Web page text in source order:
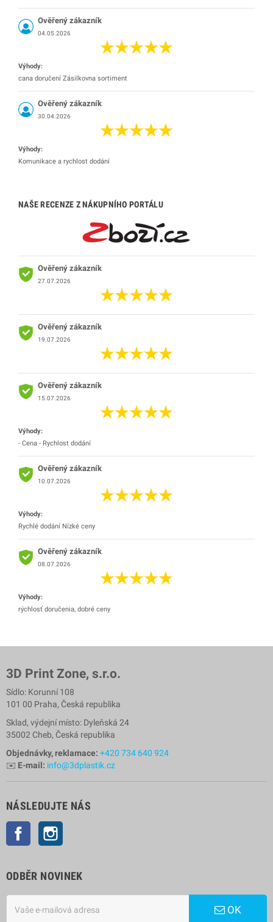
Ověřený zákazník
04.05.2026
Výhody:
cana doručení Zásilkovna sortiment
Ověřený zákazník
30.04.2026
Výhody:
Komunikace a rychlost dodání
NAŠE RECENZE Z NÁKUPNÍHO PORTÁLU
Ověřený zákazník
27.07.2026
Ověřený zákazník
19.07.2026
Ověřený zákazník
15.07.2026
Výhody:
- Cena - Rychlost dodání
Ověřený zákazník
10.07.2026
Výhody:
Rychlé dodání Nízké ceny
Ověřený zákazník
08.07.2026
Výhody:
rýchlosť doručenia, dobré ceny
3D Print Zone, s.r.o.
Sídlo: Korunní 108
101 00 Praha, Česká republika
Sklad, výdejní místo: Dyleňská 24
35002 Cheb, Česká republika
Objednávky, reklamace: +420 734 640 924
✉️ E-mail: info@3dplastik.cz
NÁSLEDUJTE NÁS
Facebook
ODBĚR NOVINEK
OK